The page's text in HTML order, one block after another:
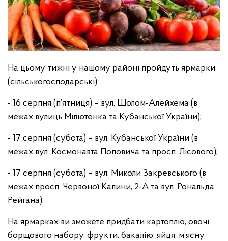
На цьому тижні у нашому районі пройдуть ярмарки
(сільськогосподарські):
- 16 серпня (п’ятниця) – вул. Шолом-Алейхема (в
межах вулиць Мілютенка та Кубанської України);
- 17 серпня (субота) – вул. Кубанської України (в
межах вул. Космонавта Поповича та просп. Лісового);
- 17 серпня (субота) – вул. Миколи Закревського (в
межах просп. Червоної Калини, 2-А та вул. Рональда
Рейгана).
На ярмарках ви зможете придбати картоплю, овочі
борщового набору, фрукти, бакалію, яйця, м’ясну,